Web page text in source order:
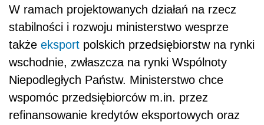
W ramach projektowanych działań na rzecz
stabilności i rozwoju ministerstwo wesprze
także eksport polskich przedsiębiorstw na rynki
wschodnie, zwłaszcza na rynki Wspólnoty
Niepodległych Państw. Ministerstwo chce
wspomóc przedsiębiorców m.in. przez
refinansowanie kredytów eksportowych oraz